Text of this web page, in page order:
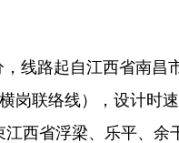
路起自江西省南昌
岗联络线），设计时
西省浮梁、乐平、